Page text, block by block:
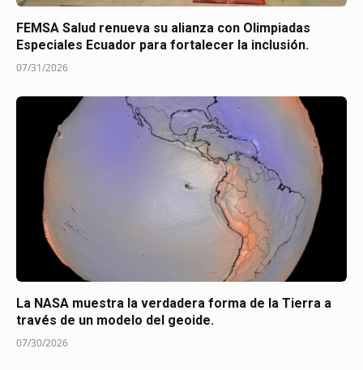
FEMSA Salud renueva su alianza con Olimpiadas
Especiales Ecuador para fortalecer la inclusión.
07/31/2026
La NASA muestra la verdadera forma de la Tierra a
través de un modelo del geoide.
07/30/2026